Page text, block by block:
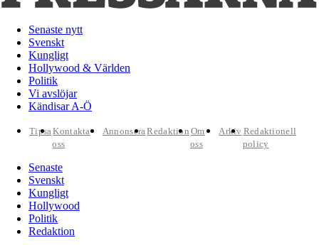
Senaste nytt
Svenskt
Kungligt
Hollywood & Världen
Politik
Vi avslöjar
Kändisar A-Ö
TipsaKontakta
oss
AnnonseraRedaktion Om
oss
Arkiv Redaktionell
policy
Senaste
Svenskt
Kungligt
Hollywood
Politik
Redaktion